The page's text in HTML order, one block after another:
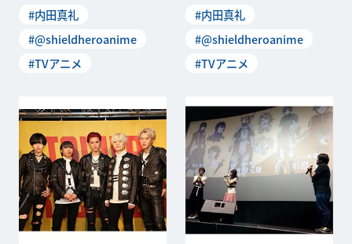
#内田真礼
#@shieldheroanime
#TVアニメ
#内田真礼
#@shieldheroanime
#TVアニメ